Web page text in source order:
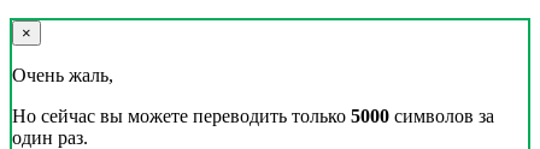
×
Очень жаль,
Но сейчас вы можете переводить только 5000 символов за
один раз.